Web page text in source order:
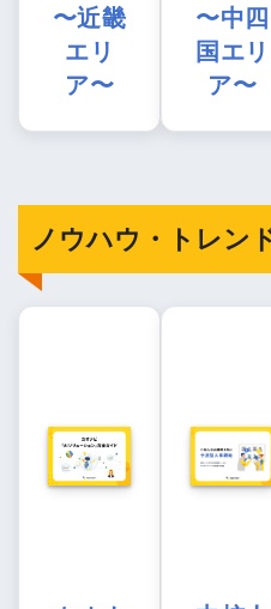
〜近畿
エリ
ア〜
〜中四
国エリ
ア〜
ノウハウ・トレン